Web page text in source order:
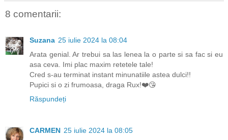
8 comentarii:
Suzana 25 iulie 2024 la 08:04
Arata genial. Ar trebui sa las lenea la o parte si sa fac si eu
asa ceva. Imi plac maxim retetele tale!
Cred s-au terminat instant minunatiile astea dulci!!
Pupici si o zi frumoasa, draga Rux!❤️😘
Răspundeți
CARMEN 25 iulie 2024 la 08:05